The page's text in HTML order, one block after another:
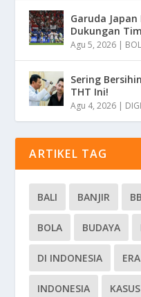
Garuda
Dukungan
Agu 5, 2026 |
Sering
THT Ini!
Agu 4, 2026 |
ARTIKEL TAG
BALI BANJIR
BOLA BUDAYA
DI INDONESIA
INDONESIA KASUS